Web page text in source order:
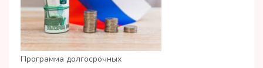
Программа долгосрочных